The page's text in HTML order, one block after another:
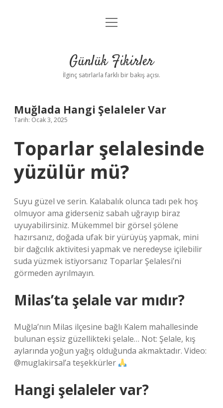
Anasayfa
Yasal Uyarı
menüyü
Günlük Fikirler
İlginç satırlarla farklı bir bakış açısı.
Muğlada Hangi Şelaleler Var
Tarih: Ocak 3, 2025
Toparlar şelalesinde
yüzülür mü?
Suyu güzel ve serin. Kalabalık olunca tadı pek hoş
olmuyor ama giderseniz sabah uğrayıp biraz
uyuyabilirsiniz. Mükemmel bir görsel şölene
hazırsanız, doğada ufak bir yürüyüş yapmak, mini
bir dağcılık aktivitesi yapmak ve neredeyse içilebilir
suda yüzmek istiyorsanız Toparlar Şelalesi’ni
görmeden ayrılmayın.
Milas’ta şelale var mıdır?
Muğla’nın Milas ilçesine bağlı Kalem mahallesinde
bulunan eşsiz güzellikteki şelale… Not: Şelale, kış
aylarında yoğun yağış olduğunda akmaktadır. Video:
@muglakirsal’a teşekkürler
Hangi şelaleler var?